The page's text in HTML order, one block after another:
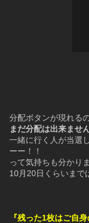
分配ボタンが現れる
まだ分配は出来ません
一緒に行く人が当選
ーー！！
って気持ちも分かり
10月20日くらいまで
『残った1枚はご自